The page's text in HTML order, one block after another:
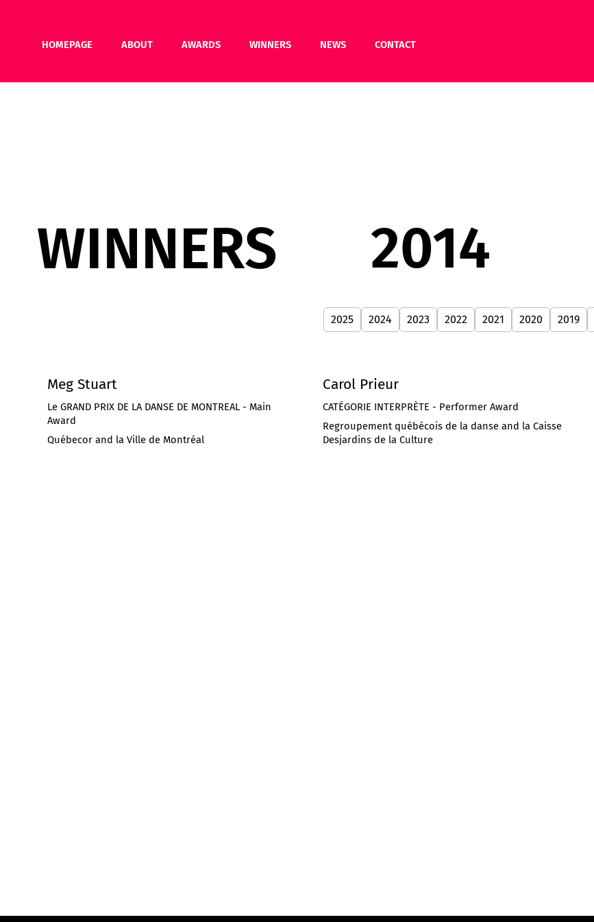
HOMEPAGE ABOUT AWARDS WINNERS NEWS CONTACT
WINNERS 2014
2019
2020
2021
2022
2023
2024
2025
Meg Stuart
Le GRAND PRIX DE LA DANSE DE MONTREAL - Main
Award
Québecor and la Ville de Montréal
Carol Prieur
CATÉGORIE INTERPRÈTE - Performer Award
Regroupement québécois de la danse and la Caisse
Desjardins de la Culture